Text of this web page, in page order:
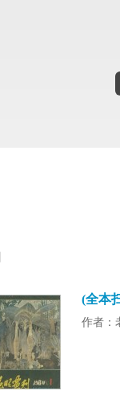
(全本
作者：